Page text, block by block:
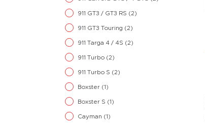
911 GT3 / GT3 RS (2)
911 GT3 Touring (2)
911 Targa 4 / 4S (2)
911 Turbo (2)
911 Turbo S (2)
Boxster (1)
Boxster S (1)
Cayman (1)